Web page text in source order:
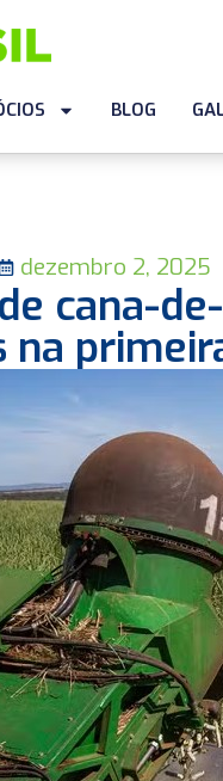
BLOG
dezembro 2, 2025
cana-
na